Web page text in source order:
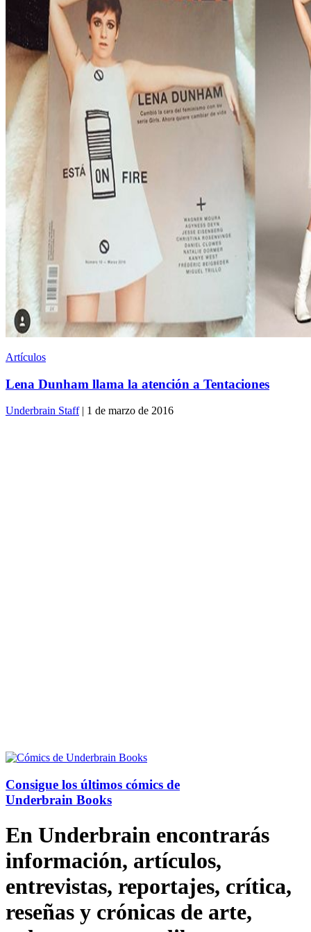
Artículos
Lena Dunham llama la atención a Tentaciones
Underbrain Staff| 1 de marzo de 2016
Consigue los últimos cómics de
Underbrain Books
En Underbrain encontrarás
información, artículos,
entrevistas, reportajes, crítica,
reseñas y crónicas de arte,